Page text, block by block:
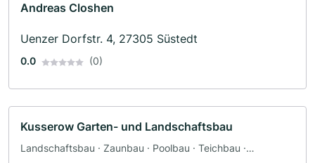
Andreas Closhen
Uenzer Dorfstr. 4, 27305 Süstedt
0.0 (0)
Kusserow Garten- und Landschaftsbau
Landschaftsbau · Zaunbau · Poolbau · Teichbau ·